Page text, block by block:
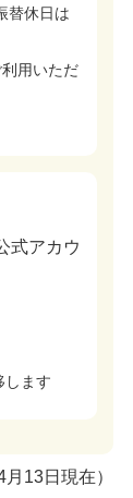
替休日は
用いただ
式アカウ
します
月13日現在）